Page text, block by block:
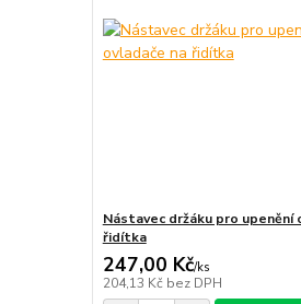
Nástavec držáku pro upenění
řidítka
247,00 Kč/ks
204,13 Kč bez DPH